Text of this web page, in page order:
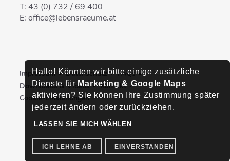
T:43 (0) 732 / 69 400
E:office@lebensraeume.at
Impressum Datenschutz
FAQs
Downloads & Videos
Kontakt
Cookie-Einstellungen
Hallo! Könnten wir bitte einige zusätzliche
Dienste für Marketing & Google Maps
aktivieren? Sie können Ihre Zustimmung später
jederzeit ändern oder zurückziehen.
LASSEN SIE MICH WÄHLEN
ICH LEHNE AB EINVERSTANDEN